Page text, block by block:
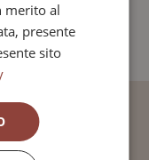
merito al
presente
sito